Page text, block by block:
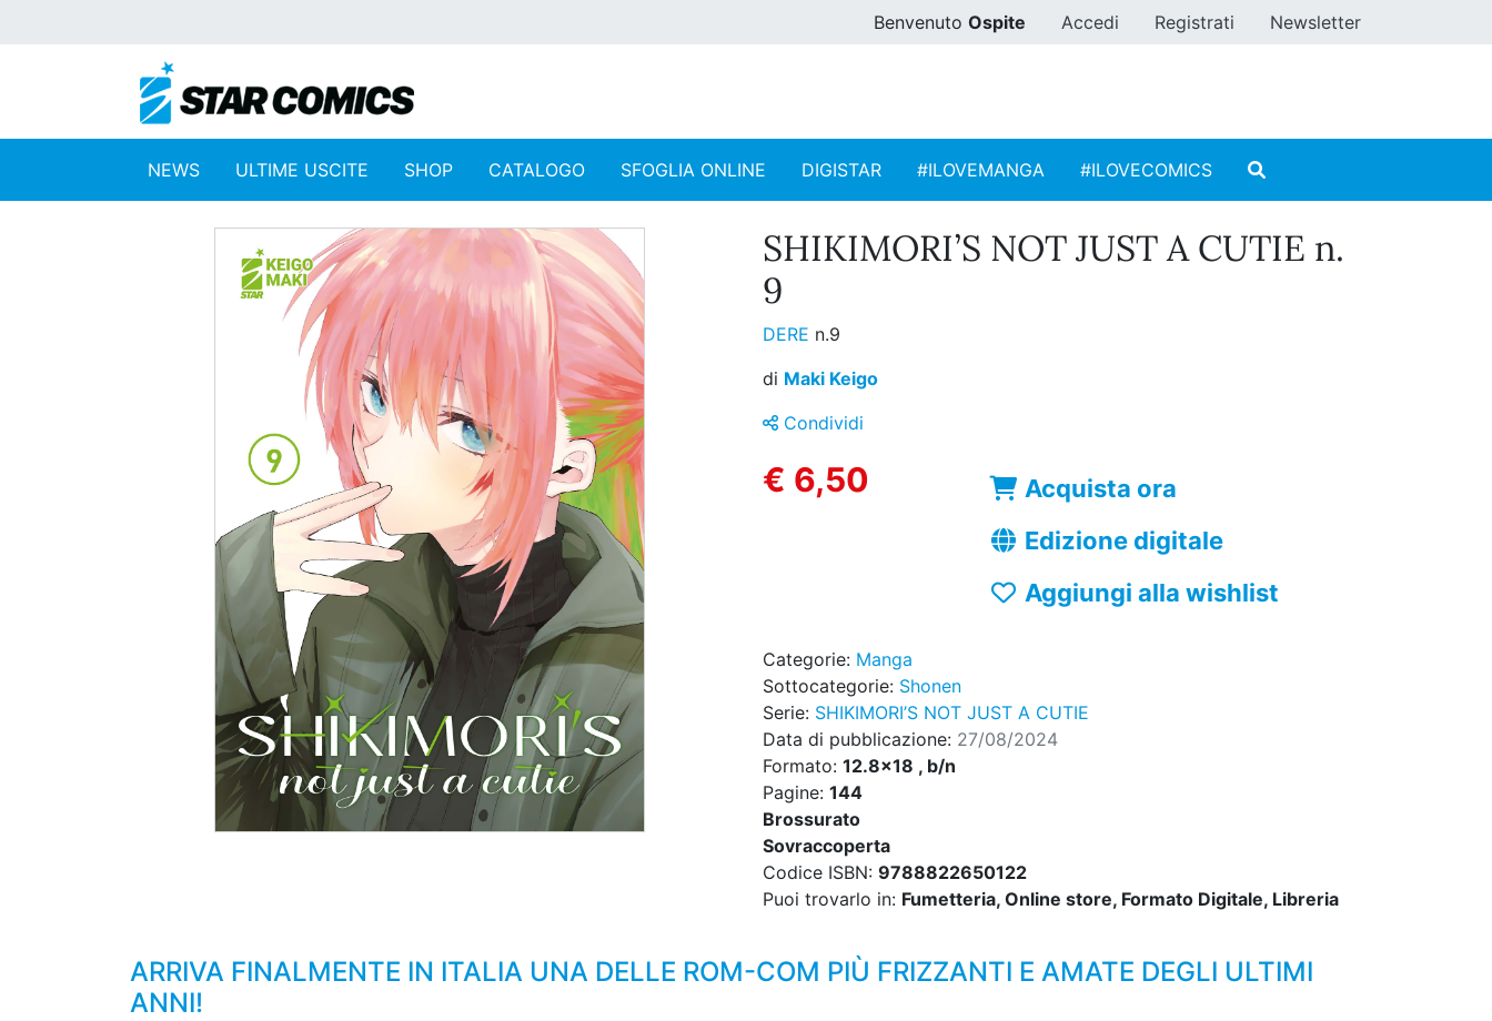
Benvenuto Ospite Accedi Registrati Newsletter
NEWS ULTIME USCITE SHOP CATALOGO SFOGLIA ONLINE DIGISTAR #ILOVEMANGA #ILOVECOMICS
SHIKIMORI’S NOT JUST A CUTIE n.
9
DERE n.9
di Maki Keigo
Condividi
€ 6,50
Acquista ora
Edizione digitale
Aggiungi alla wishlist
Categorie: Manga
Sottocategorie: Shonen
Serie: SHIKIMORI’S NOT JUST A CUTIE
Data di pubblicazione: 27/08/2024
Formato: 12.8x18 , b/n
Pagine: 144
Brossurato
Sovraccoperta
Codice ISBN: 9788822650122
Puoi trovarlo in: Fumetteria, Online store, Formato Digitale, Libreria
ARRIVA FINALMENTE IN ITALIA UNA DELLE ROM-COM PIÙ FRIZZANTI E AMATE DEGLI ULTIMI
ANNI!